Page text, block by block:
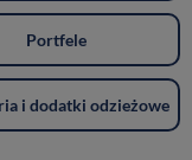
Portfele
i dodatki odzieżowe